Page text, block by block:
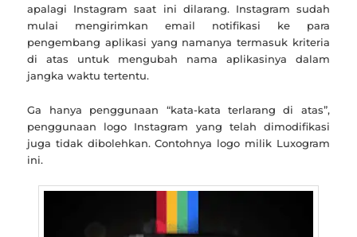
apalagi Instagram saat ini dilarang. Instagram sudah
mulai mengirimkan email notifikasi ke para
pengembang aplikasi yang namanya termasuk kriteria
di atas untuk mengubah nama aplikasinya dalam
jangka waktu tertentu.
Ga hanya penggunaan “kata-kata terlarang di atas”,
penggunaan logo Instagram yang telah dimodifikasi
juga tidak dibolehkan. Contohnya logo milik Luxogram
ini.